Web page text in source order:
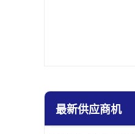
最新供应商机